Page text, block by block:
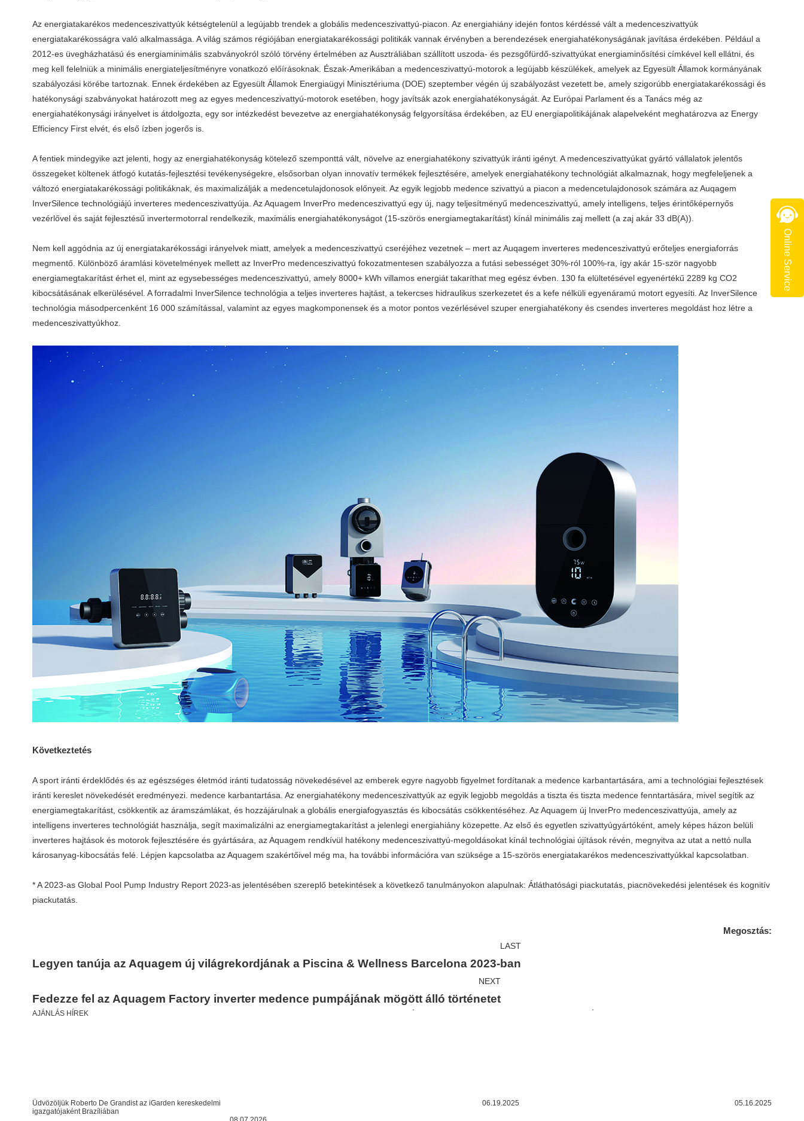
Az energiatakarékos medenceszivattyúk kétségtelenül a legújabb trendek a globális medenceszivattyú-piacon. Az energiahiány idején fontos kérdéssé vált a medenceszivattyúk
energiatakarékosságra való alkalmassága. A világ számos régiójában energiatakarékossági politikák vannak érvényben a berendezések energiahatékonyságának javítása érdekében. Például a
2012-es üvegházhatású és energiaminimális szabványokról szóló törvény értelmében az Ausztráliában szállított uszoda- és pezsgőfürdő-szivattyúkat energiaminősítési címkével kell ellátni, és
meg kell felelniük a minimális energiateljesítményre vonatkozó előírásoknak. Észak-Amerikában a medenceszivattyú-motorok a legújabb készülékek, amelyek az Egyesült Államok kormányának
szabályozási körébe tartoznak. Ennek érdekében az Egyesült Államok Energiaügyi Minisztériuma (DOE) szeptember végén új szabályozást vezetett be, amely szigorúbb energiatakarékossági és
hatékonysági szabványokat határozott meg az egyes medenceszivattyú-motorok esetében, hogy javítsák azok energiahatékonyságát. Az Európai Parlament és a Tanács még az
energiahatékonysági irányelvet is átdolgozta, egy sor intézkedést bevezetve az energiahatékonyság felgyorsítása érdekében, az EU energiapolitikájának alapelveként meghatározva az Energy
Efficiency First elvét, és első ízben jogerős is.
A fentiek mindegyike azt jelenti, hogy az energiahatékonyság kötelező szemponttá vált, növelve az energiahatékony szivattyúk iránti igényt. A medenceszivattyúkat gyártó vállalatok jelentős
összegeket költenek átfogó kutatás-fejlesztési tevékenységekre, elsősorban olyan innovatív termékek fejlesztésére, amelyek energiahatékony technológiát alkalmaznak, hogy megfeleljenek a
változó energiatakarékossági politikáknak, és maximalizálják a medencetulajdonosok előnyeit. Az egyik legjobb medence szivattyú a piacon a medencetulajdonosok számára az Auqagem
InverSilence technológiájú inverteres medenceszivattyúja. Az Aquagem InverPro medenceszivattyú egy új, nagy teljesítményű medenceszivattyú, amely intelligens, teljes érintőképernyős
vezérlővel és saját fejlesztésű invertermotorral rendelkezik, maximális energiahatékonyságot (15-szörös energiamegtakarítást) kínál minimális zaj mellett (a zaj akár 33 dB(A)).
Nem kell aggódnia az új energiatakarékossági irányelvek miatt, amelyek a medenceszivattyú cseréjéhez vezetnek – mert az Auqagem inverteres medenceszivattyú erőteljes energiaforrás
megmentő. Különböző áramlási követelmények mellett az InverPro medenceszivattyú fokozatmentesen szabályozza a futási sebességet 30%-ról 100%-ra, így akár 15-ször nagyobb
energiamegtakarítást érhet el, mint az egysebességes medenceszivattyú, amely 8000+ kWh villamos energiát takaríthat meg egész évben. 130 fa elültetésével egyenértékű 2289 kg CO2
kibocsátásának elkerülésével. A forradalmi InverSilence technológia a teljes inverteres hajtást, a tekercses hidraulikus szerkezetet és a kefe nélküli egyenáramú motort egyesíti. Az InverSilence
technológia másodpercenként 16 000 számítással, valamint az egyes magkomponensek és a motor pontos vezérlésével szuper energiahatékony és csendes inverteres megoldást hoz létre a
medenceszivattyúkhoz.
Következtetés
A sport iránti érdeklődés és az egészséges életmód iránti tudatosság növekedésével az emberek egyre nagyobb figyelmet fordítanak a medence karbantartására, ami a technológiai fejlesztések
iránti kereslet növekedését eredményezi. medence karbantartása. Az energiahatékony medenceszivattyúk az egyik legjobb megoldás a tiszta és tiszta medence fenntartására, mivel segítik az
energiamegtakarítást, csökkentik az áramszámlákat, és hozzájárulnak a globális energiafogyasztás és kibocsátás csökkentéséhez. Az Aquagem új InverPro medenceszivattyúja, amely az
intelligens inverteres technológiát használja, segít maximalizálni az energiamegtakarítást a jelenlegi energiahiány közepette. Az első és egyetlen szivattyúgyártóként, amely képes házon belüli
inverteres hajtások és motorok fejlesztésére és gyártására, az Aquagem rendkívül hatékony medenceszivattyú-megoldásokat kínál technológiai újítások révén, megnyitva az utat a nettó nulla
károsanyag-kibocsátás felé. Lépjen kapcsolatba az Aquagem szakértőivel még ma, ha további információra van szüksége a 15-szörös energiatakarékos medenceszivattyúkkal kapcsolatban.
* A 2023-as Global Pool Pump Industry Report 2023-as jelentésében szereplő betekintések a következő tanulmányokon alapulnak: Átláthatósági piackutatás, piacnövekedési jelentések és kognitív
piackutatás.
Megosztás:
LAST
Legyen tanúja az Aquagem új világrekordjának a Piscina & Wellness Barcelona 2023-ban
NEXT
Fedezze fel az Aquagem Factory inverter medence pumpájának mögött álló történetet
AJÁNLÁS HÍREK
Üdvözöljük Roberto De Grandist az iGarden kereskedelmi
igazgatójaként Brazíliában
06.19.2025 05.16.2025
Online Service